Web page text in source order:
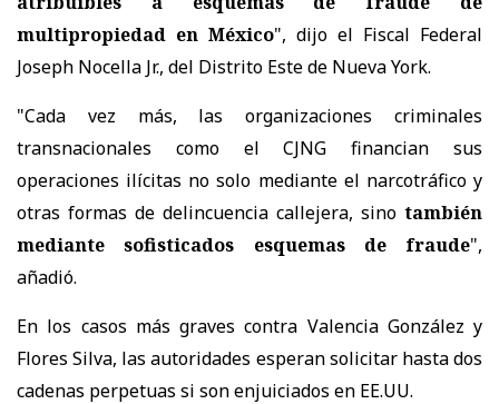
multipropiedad en México", dijo el Fiscal Federal
Joseph Nocella Jr., del Distrito Este de Nueva York.
"Cada vez más, las organizaciones criminales
transnacionales como el CJNG financian sus
operaciones ilícitas no solo mediante el narcotráfico y
otras formas de delincuencia callejera, sino también
mediante sofisticados esquemas de fraude",
añadió.
En los casos más graves contra Valencia González y
Flores Silva, las autoridades esperan solicitar hasta dos
cadenas perpetuas si son enjuiciados en EE.UU.